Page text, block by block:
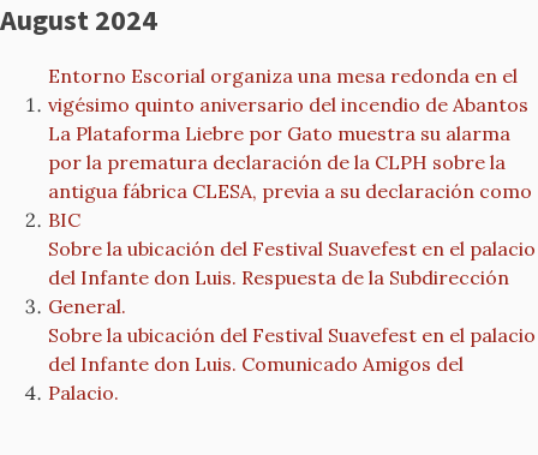
August 2024
Entorno Escorial organiza una mesa redonda en el
vigésimo quinto aniversario del incendio de Abantos
La Plataforma Liebre por Gato muestra su alarma
por la prematura declaración de la CLPH sobre la
antigua fábrica CLESA, previa a su declaración como
BIC
Sobre la ubicación del Festival Suavefest en el palacio
del Infante don Luis. Respuesta de la Subdirección
General.
Sobre la ubicación del Festival Suavefest en el palacio
del Infante don Luis. Comunicado Amigos del
Palacio.